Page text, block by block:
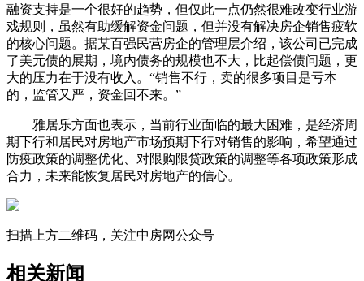
融资支持是一个很好的趋势，但仅此一点仍然很难改变行业游
戏规则，虽然有助缓解资金问题，但并没有解决房企销售疲软
的核心问题。据某百强民营房企的管理层介绍，该公司已完成
了美元债的展期，境内债务的规模也不大，比起偿债问题，更
大的压力在于没有收入。“销售不行，卖的很多项目是亏本
的，监管又严，资金回不来。”
雅居乐方面也表示，当前行业面临的最大困难，是经济周
期下行和居民对房地产市场预期下行对销售的影响，希望通过
防疫政策的调整优化、对限购限贷政策的调整等各项政策形成
合力，未来能恢复居民对房地产的信心。
扫描上方二维码，关注中房网公众号
相关新闻